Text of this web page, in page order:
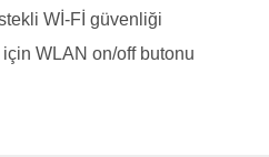
Wİ-Fİ güvenliği
için WLAN on/off butonu